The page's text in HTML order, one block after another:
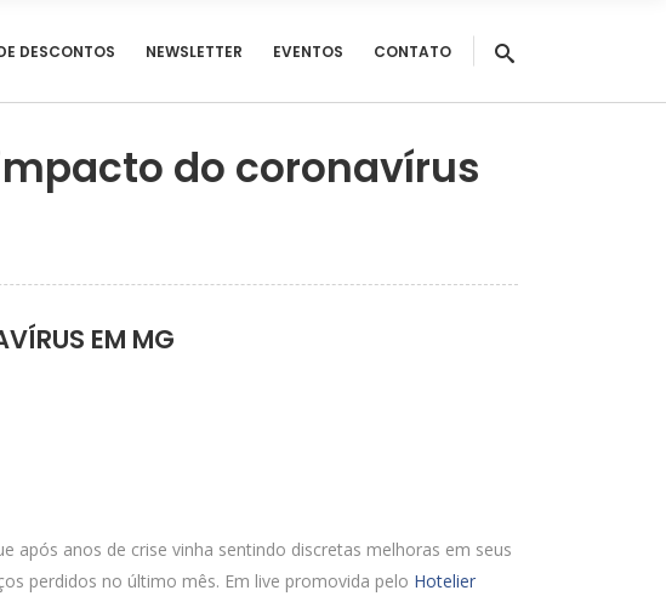
DESCONTOS NEWSLETTER EVENTOS CONTATO
do coronavírus
EM MG
após anos de crise vinha sentindo discretas melhoras em seus
perdidos no último mês. Em live promovida pelo Hotelier